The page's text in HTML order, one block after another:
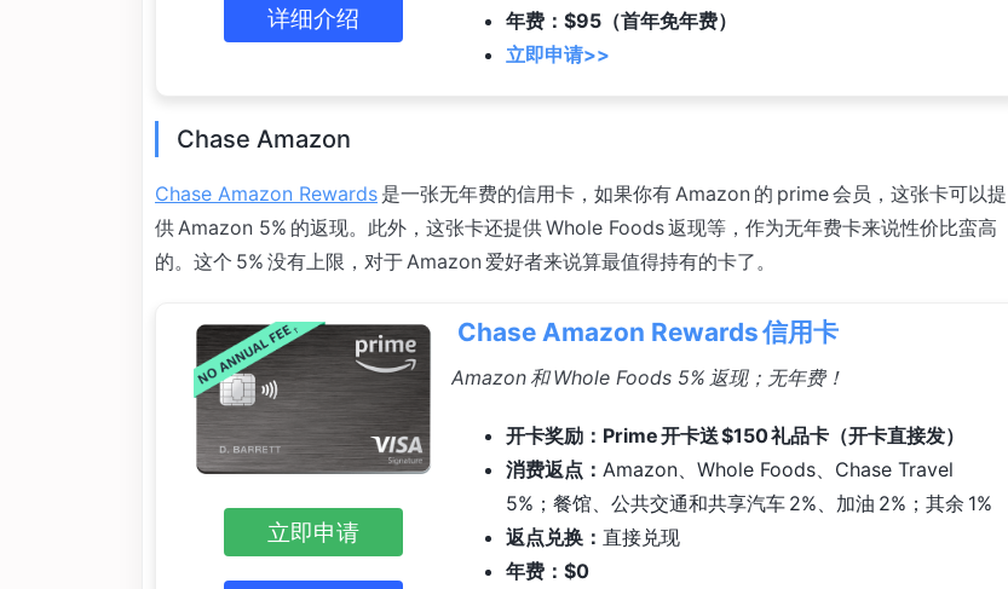
详细介绍
年费：$95（首年免年费）
立即申请>>
Chase Amazon
Chase Amazon Rewards 是一张无年费的信用卡，如果你有 Amazon 的 prime 会员，这张卡可以提
供 Amazon 5% 的返现。此外，这张卡还提供 Whole Foods 返现等，作为无年费卡来说性价比蛮高
的。这个 5% 没有上限，对于 Amazon 爱好者来说算最值得持有的卡了。
立即申请
Chase Amazon Rewards 信用卡
Amazon 和 Whole Foods 5% 返现；无年费！
开卡奖励：Prime 开卡送 $150 礼品卡（开卡直接发）
消费返点： Amazon、Whole Foods、Chase Travel
5%；餐馆、公共交通和共享汽车 2%、加油 2%；其余 1%
返点兑换： 直接兑现
年费：$0